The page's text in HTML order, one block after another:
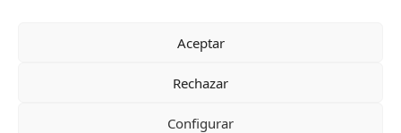
Aceptar
Rechazar
Configurar